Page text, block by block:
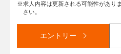
求人内容は更新される可能性があり
さい。
エントリー